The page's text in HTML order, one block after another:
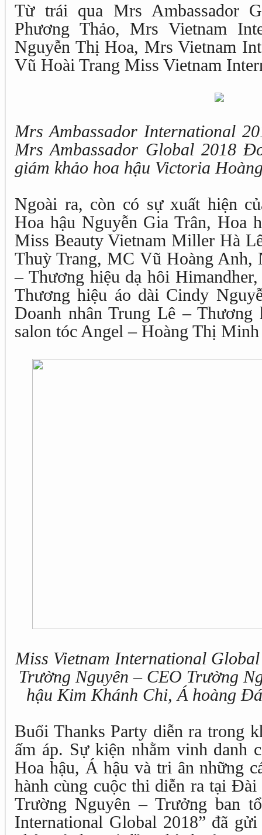
Từ trái qua Mrs Ambassador
Phương Thảo, Mrs Vietnam
Nguyễn Thị Hoa, Mrs Vietnam
Vũ Hoài Trang Miss Vietnam
Mrs Ambassador International
Mrs Ambassador Global 2018
giám khảo hoa hậu Victoria
Ngoài ra, còn có sự xuất hiện
Hoa hậu Nguyễn Gia Trân, Hoa
Miss Beauty Vietnam Miller Hà
Thuỳ Trang, MC Vũ Hoàng Anh,
– Thương hiệu dạ hôi
Thương hiệu áo dài Cindy
Doanh nhân Trung Lê – Thương
salon tóc Angel – Hoàng Thị
Miss Vietnam International
Trường Nguyên – CEO Trường
hậu Kim Khánh Chi, Á hoàng
Buổi Thanks Party diễn ra trong
ấm áp. Sự kiện nhằm vinh danh
Hoa hậu, Á hậu và tri ân những
hành cùng cuộc thi diễn ra tại
Trường Nguyên – Trưởng ban
International Global 2018” đã